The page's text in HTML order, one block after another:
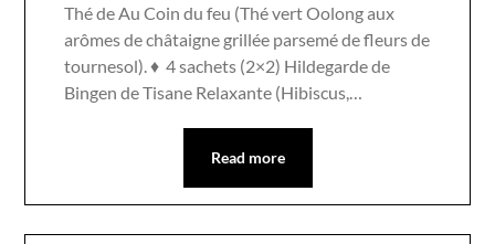
Thé de Au Coin du feu (Thé vert Oolong aux
arômes de châtaigne grillée parsemé de fleurs de
tournesol). ♦ 4 sachets (2×2) Hildegarde de
Bingen de Tisane Relaxante (Hibiscus,…
Read more